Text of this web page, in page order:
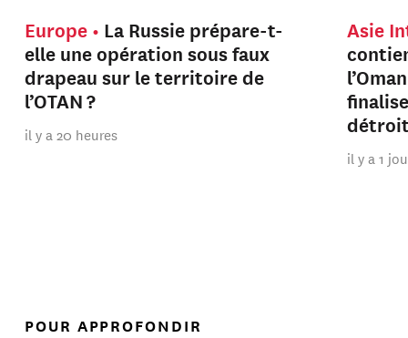
Europe
La Russie prépare-t-
elle une opération sous faux
drapeau sur le territoire de
l’OTAN ?
il y a 20 heures
Asie
il y a 1
POUR APPROFONDIR